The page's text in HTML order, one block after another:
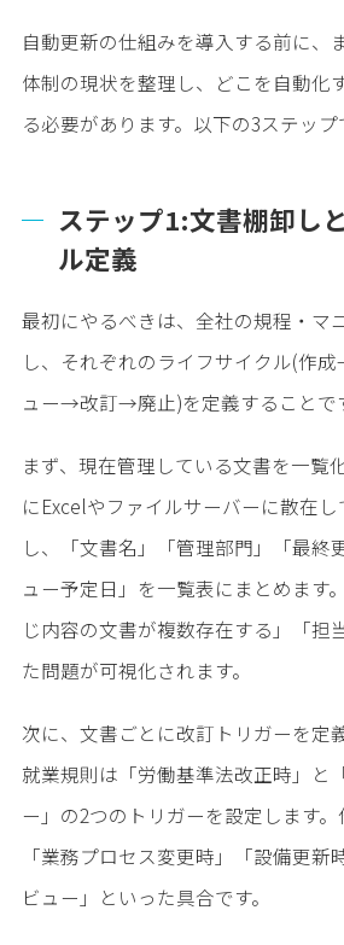
自動更新の仕組みを導入する前に、
体制の現状を整理し、どこを自動化
る必要があります。以下の3ステップ
ステップ1:文書棚卸し
ル定義
最初にやるべきは、全社の規程・マ
し、それぞれのライフサイクル(作
ュー→改訂→廃止)を定義することで
まず、現在管理している文書を一覧
にExcelやファイルサーバーに散在
し、「文書名」「管理部門」「最終
ュー予定日」を一覧表にまとめます
じ内容の文書が複数存在する」「担
た問題が可視化されます。
次に、文書ごとに改訂トリガーを定
就業規則は「労働基準法改正時」と
ー」の2つのトリガーを設定します
「業務プロセス変更時」「設備更新
ビュー」といった具合です。